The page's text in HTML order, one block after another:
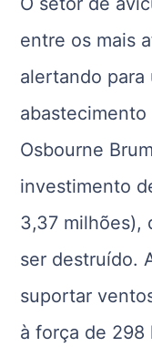
entre os mais
alertando para
Osbourne
investimento
3,37 milhões),
ser destruído.
suportar
à força de 298